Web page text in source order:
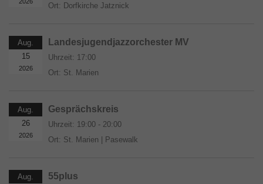
Ort: Dorfkirche Jatznick
Aug.
15
2026
Landesjugendjazzorchester MV
Uhrzeit: 17:00
Ort: St. Marien
Aug.
26
2026
Gesprächskreis
Uhrzeit: 19:00 - 20:00
Ort: St. Marien | Pasewalk
Aug.
55plus